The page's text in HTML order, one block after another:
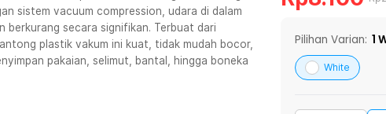
- Jumat (07:00 - 20:00), Sabtu - Minggu (08:00 - 20:00), Tutup pada Idul Fitri
(08:00 - 20:00), Sabtu - Minggu/ Libur Nasional (08:00 - 17:00) Selengkapnya
sistem vacuum compression, udara di dalam
berkurang secara signifikan. Terbuat dari
plastik vakum ini kuat, tidak mudah bocor,
pakaian, selimut, bantal, hingga boneka
Pilihan Varian: 1
White